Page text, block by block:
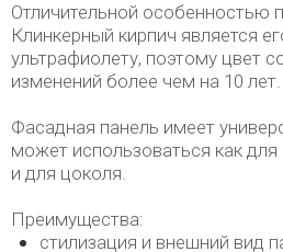
Отличительной особенностью
Клинкерный кирпич является
ультрафиолету, поэтому цвет
изменений более чем на 10 лет.
Фасадная панель имеет
может использоваться как
и для цоколя.
Преимущества:
стилизация и внешний вид